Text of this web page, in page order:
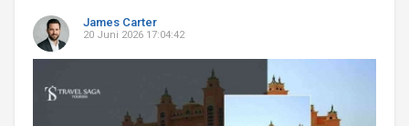
James Carter
20 Juni 2026 17:04:42